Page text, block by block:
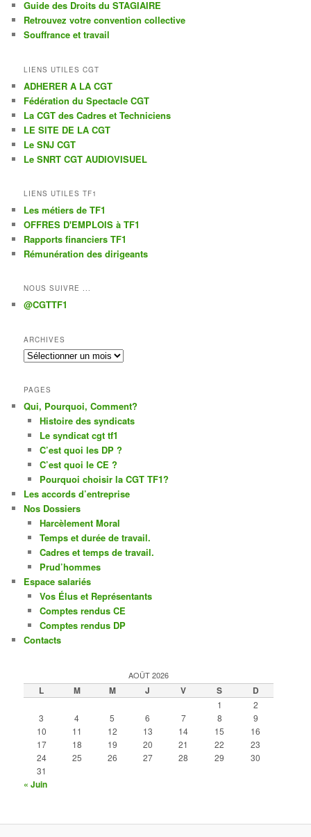
Guide des Droits du STAGIAIRE
Retrouvez votre convention collective
Souffrance et travail
LIENS UTILES CGT
ADHERER A LA CGT
Fédération du Spectacle CGT
La CGT des Cadres et Techniciens
LE SITE DE LA CGT
Le SNJ CGT
Le SNRT CGT AUDIOVISUEL
LIENS UTILES TF1
Les métiers de TF1
OFFRES D'EMPLOIS à TF1
Rapports financiers TF1
Rémunération des dirigeants
NOUS SUIVRE ...
@CGTTF1
ARCHIVES
Archives
PAGES
Qui, Pourquoi, Comment?
Histoire des syndicats
Le syndicat cgt tf1
C’est quoi les DP ?
C’est quoi le CE ?
Pourquoi choisir la CGT TF1?
Les accords d’entreprise
Nos Dossiers
Harcèlement Moral
Temps et durée de travail.
Cadres et temps de travail.
Prud’hommes
Espace salariés
Vos Élus et Représentants
Comptes rendus CE
Comptes rendus DP
Contacts
AOÛT 2026
L M M J V S D
1
2
3
4 5 6 7 8
9
10
11 12 13 14 15
16
17
18 19 20 21 22
23
24
25 26 27 28 29
30
31
« Juin